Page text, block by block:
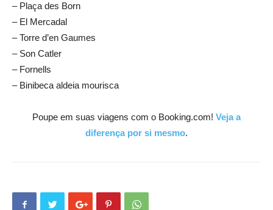
– Plaça des Born
– El Mercadal
– Torre d’en Gaumes
– Son Catler
– Fornells
– Binibeca aldeia mourisca
Poupe em suas viagens com o Booking.com! Veja a
diferença por si mesmo.